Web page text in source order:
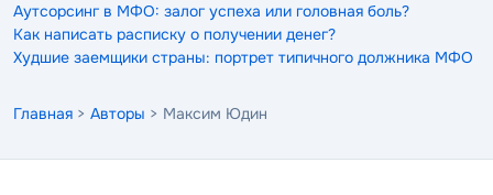
Аутсорсинг в МФО: залог успеха или головная боль?
Как написать расписку о получении денег?
Худшие заемщики страны: портрет типичного должника МФО
Главная > Авторы > Максим Юдин